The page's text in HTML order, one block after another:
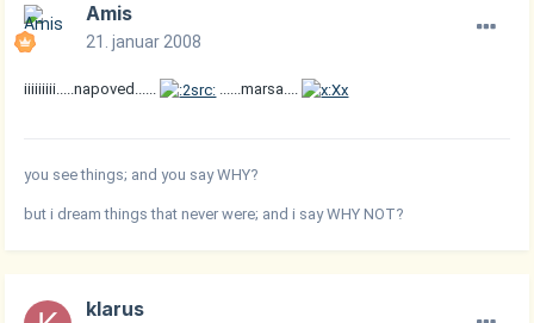
Amis
21. januar 2008
iiiiiiiii.....napoved...... ......marsa....
you see things; and you say WHY?
but i dream things that never were; and i say WHY NOT?
klarus